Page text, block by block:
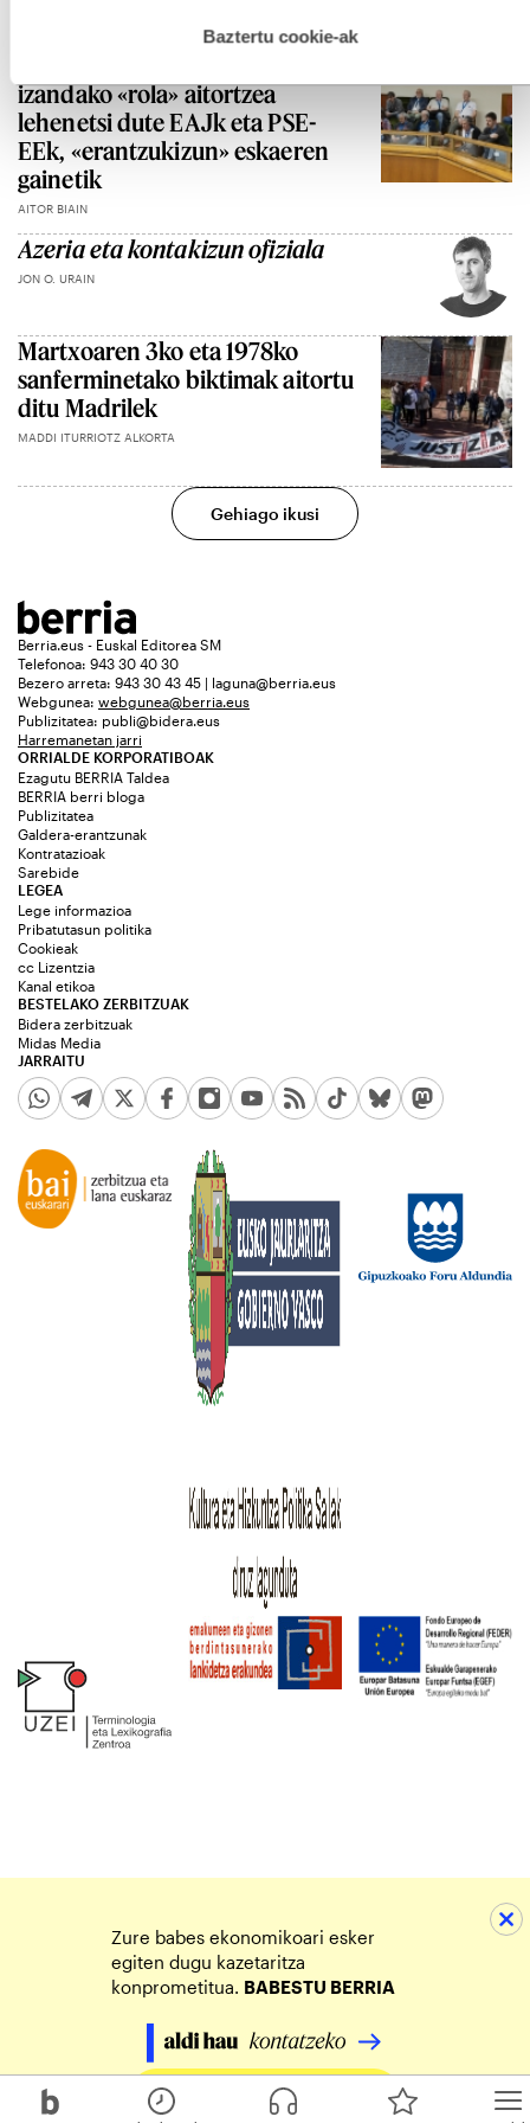
esplizitua ematen diguzu.Gehiago irakurri
Baztertu cookie-ak
izandako «rola» aitortzea
lehenetsi dute EAJk eta PSE-
EEk, «erantzukizun» eskaeren
gainetik
AITOR BIAIN
Azeria eta kontakizun ofiziala
JON O. URAIN
Martxoaren 3ko eta 1978ko
sanferminetako biktimak aitortu
ditu Madrilek
MADDI ITURRIOTZ ALKORTA
Gehiago ikusi
Berria.eus - Euskal Editorea SM
Telefonoa: 943 30 40 30
Bezero arreta: 943 30 43 45 | laguna@berria.eus
Webgunea: webgunea@berria.eus
Publizitatea: publi@bidera.eus
Harremanetan jarri
ORRIALDE KORPORATIBOAK
Ezagutu BERRIA Taldea
BERRIA berri bloga
Publizitatea
Galdera-erantzunak
Kontratazioak
Sarebide
JARRAITU
LEGEA
Lege informazioa
Pribatutasun politika
Cookieak
cc Lizentzia
Kanal etikoa
BESTELAKO ZERBITZUAK
Bidera zerbitzuak
Midas Media
Zure babes ekonomikoari esker
egiten dugu kazetaritza
konprometitua. BABESTU BERRIA
Egin zure ekarpena